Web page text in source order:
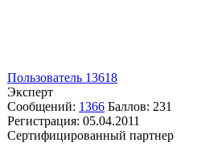
Пользователь 13618
Эксперт
Сообщений: 1366 Баллов: 231
Регистрация: 05.04.2011
Сертифицированный партнер